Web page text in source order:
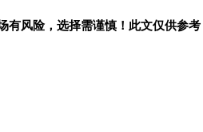
有风险，选择需谨慎！此文仅供参考